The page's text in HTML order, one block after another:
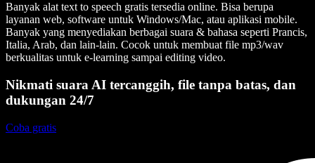
Banyak alat text to speech gratis tersedia online. Bisa berupa
layanan web, software untuk Windows/Mac, atau aplikasi mobile.
Banyak yang menyediakan berbagai suara & bahasa seperti Prancis,
Italia, Arab, dan lain-lain. Cocok untuk membuat file mp3/wav
berkualitas untuk e-learning sampai editing video.
Nikmati suara AI tercanggih, file tanpa batas, dan
dukungan 24/7
Coba gratis